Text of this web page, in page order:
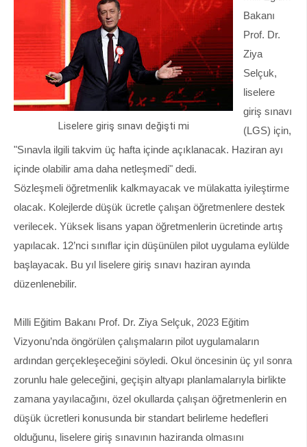
Liselere giriş sınavı değişti mi
Bakanı
Prof. Dr.
Ziya
Selçuk,
liselere
giriş sınavı
(LGS) için,
"Sınavla ilgili takvim üç hafta içinde açıklanacak. Haziran ayı
içinde olabilir ama daha netleşmedi" dedi.
Sözleşmeli öğretmenlik kalkmayacak ve mülakatta iyileştirme
olacak. Kolejlerde düşük ücretle çalışan öğretmenlere destek
verilecek. Yüksek lisans yapan öğretmenlerin ücretinde artış
yapılacak. 12’nci sınıflar için düşünülen pilot uygulama eylülde
başlayacak. Bu yıl liselere giriş sınavı haziran ayında
düzenlenebilir.
Milli Eğitim Bakanı Prof. Dr. Ziya Selçuk, 2023 Eğitim
Vizyonu’nda öngörülen çalışmaların pilot uygulamaların
ardından gerçekleşeceğini söyledi. Okul öncesinin üç yıl sonra
zorunlu hale geleceğini, geçişin altyapı planlamalarıyla birlikte
zamana yayılacağını, özel okullarda çalışan öğretmenlerin en
düşük ücretleri konusunda bir standart belirleme hedefleri
olduğunu, liselere giriş sınavının haziranda olmasını